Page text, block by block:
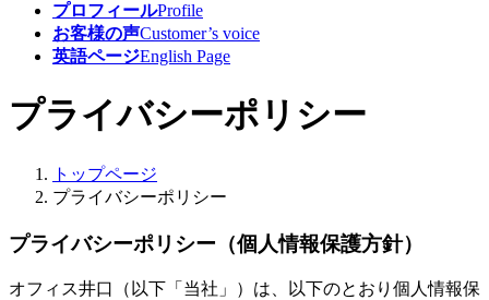
プロフィールProfile
お客様の声Customer’s voice
英語ページEnglish Page
プライバシーポリシー
トップページ
プライバシーポリシー
プライバシーポリシー（個人情報保護方針）
オフィス井口（以下「当社」）は、以下のとおり個人情報保